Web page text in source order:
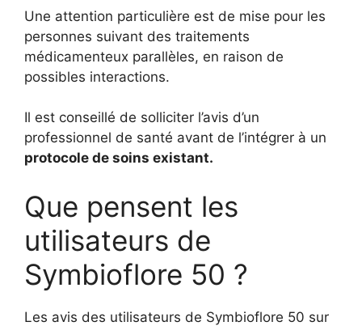
Une attention particulière est de mise pour les
personnes suivant des traitements
médicamenteux parallèles, en raison de
possibles interactions.
Il est conseillé de solliciter l’avis d’un
professionnel de santé avant de l’intégrer à un
protocole de soins existant.
Que pensent les
utilisateurs de
Symbioflore 50 ?
Les avis des utilisateurs de Symbioflore 50 sur